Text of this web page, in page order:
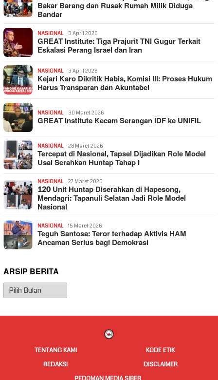
Bakar Barang dan Rusak Rumah Milik Diduga
Bandar
NASIONAL 3 April 2026
GREAT Institute: Tiga Prajurit TNI Gugur Terkait
Eskalasi Perang Israel dan Iran
NASIONAL 3 April 2026
Kejari Karo Dikritik Habis, Komisi III: Proses Hukum
Harus Transparan dan Akuntabel
NASIONAL 30 Maret 2026
GREAT Institute Kecam Serangan IDF ke UNIFIL
NASIONAL 28 Maret 2026
Tercepat di Nasional, Tapsel Dijadikan Role Model
Usai Serahkan Huntap Tahap I
NASIONAL 27 Maret 2026
120 Unit Huntap Diserahkan di Hapesong,
Mendagri: Tapanuli Selatan Jadi Role Model
Nasional
NASIONAL 15 Maret 2026
Teguh Santosa: Teror terhadap Aktivis HAM
Ancaman Serius bagi Demokrasi
ARSIP BERITA
Arsip
Berita
TENTANG KAMI
KODE ETIK
REDAKSI
DISCLAIMER